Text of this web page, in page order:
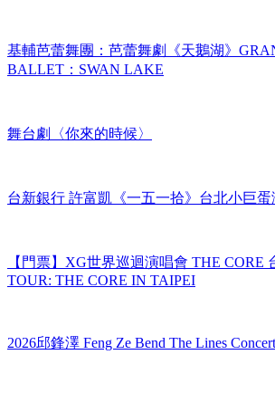
基輔芭蕾舞團：芭蕾舞劇《天鵝湖》
BALLET：SWAN LAKE
舞台劇〈你來的時候〉
台新銀行 許富凱《一五一拾》台北小巨蛋
【門票】XG世界巡迴演唱會 THE CORE
TOUR: THE CORE IN TAIPEI
2026邱鋒澤 Feng Ze Bend The Lines Concert